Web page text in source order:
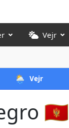
Vejr
🌦️ Vejr
🇲🇪